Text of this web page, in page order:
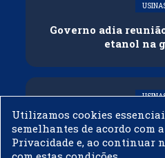
Governo adia
etanol na
CNPE veda
Utilizamos cookies
semelhantes de acordo com
Privacidade e, ao continuar